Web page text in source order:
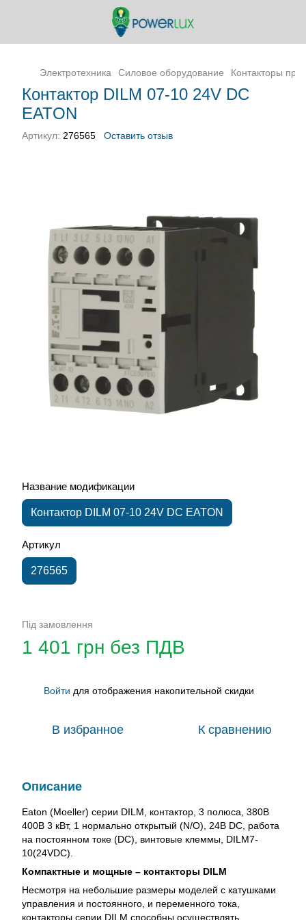
Электротехника Силовое оборудование Контакторы
Контактор DILM 07-10 24V DC
EATON
Артикул: 276565 Оставить отзыв
Название модификации
Контактор DILM 07-10 24V DC EATON
Артикул
276565
Під замовлення
1 401 грн без ПДВ
Войти для отображения накопительной скидки
В избранное К сравнению
Описание
Eaton (Moeller) серии DILM, контактор, 3 полюса, 380В
400В 3 кВт, 1 нормально открытый (N/O), 24В DC, работа
на постоянном токе (DC), винтовые клеммы, DILM7-
10(24VDC).
Компактные и мощные – контакторы DILM
Несмотря на небольшие размеры моделей с катушками
управления и постоянного, и переменного тока,
контакторы серии DILM способны осуществлять